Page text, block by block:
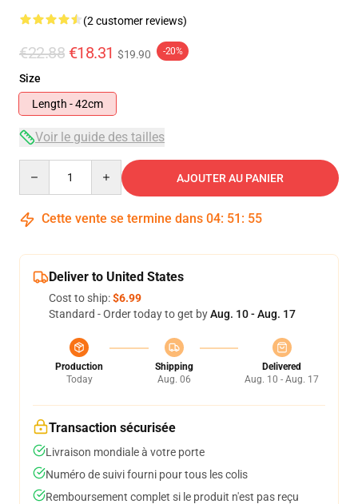
(2 customer reviews)
€22.88 €18.31 $19.90 -20%
Size
Length - 42cm
Voir le guide des tailles
AJOUTER AU PANIER
Cette vente se termine dans 04: 51 : 54
Deliver to United States
Cost to ship:$6.99
Standard - Order today to get byAug. 10 - Aug. 17
Production
Today
Shipping
Aug. 06
Delivered
Aug. 10 - Aug. 17
Transaction sécurisée
Livraison mondiale à votre porte
Numéro de suivi fourni pour tous les colis
Remboursement complet si le produit n'est pas reçu